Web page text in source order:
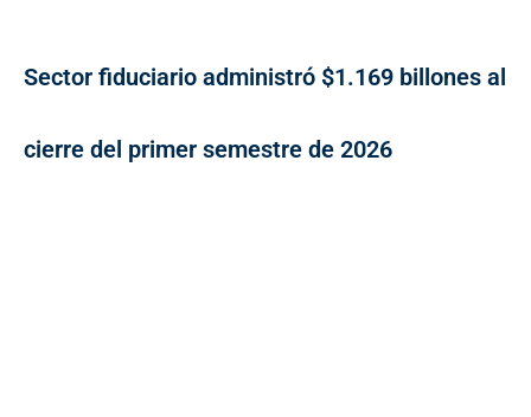
Sector fiduciario administró $1.169 billones al
cierre del primer semestre de 2026